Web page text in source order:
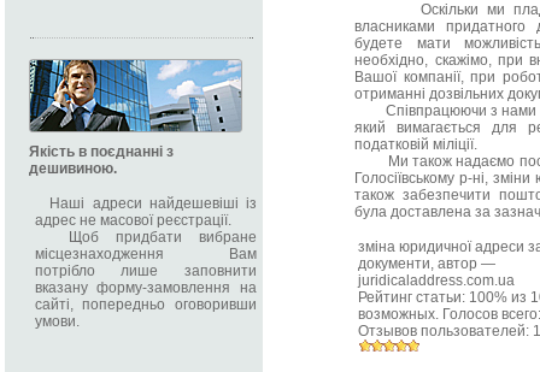
Якість в поєднанні з
дешивиною.
Наші адреси найдешевіші із
адрес не масової реєстрації.
Щоб придбати вибране
місцезнаходження Вам
потрібло лише заповнити
вказану форму-замовлення на
сайті, попередньо оговоривши
умови.
Оскільки ми
власниками
будете мати
необхідно, скажімо, при
Вашої компанії, при
отриманні дозвільних
Співпрацюючи з нами
який вимагається для
податковій міліції.
Ми також надаємо
Голосіївському р-ні,
також забезпечити
була доставлена за
зміна юридичної адреси
документи, автор —
juridicaladdress.com.ua
Рейтинг статьи: 100% из
возможных. Голосов
Отзывов пользователей: